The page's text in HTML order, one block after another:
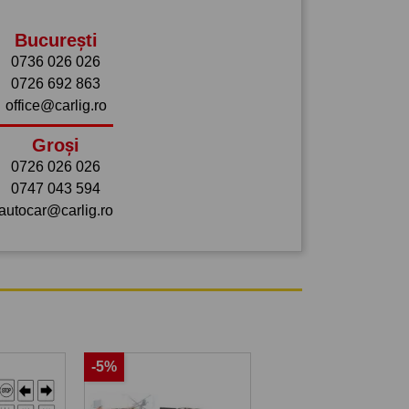
București
0736 026 026
0726 692 863
office@carlig.ro
Groși
0726 026 026
0747 043 594
-5%